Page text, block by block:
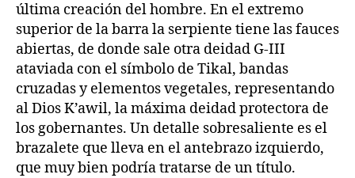
última creación del hombre. En el extremo
superior de la barra la serpiente tiene las fauces
abiertas, de donde sale otra deidad G-III
ataviada con el símbolo de Tikal, bandas
cruzadas y elementos vegetales, representando
al Dios K’awil, la máxima deidad protectora de
los gobernantes. Un detalle sobresaliente es el
brazalete que lleva en el antebrazo izquierdo,
que muy bien podría tratarse de un título.